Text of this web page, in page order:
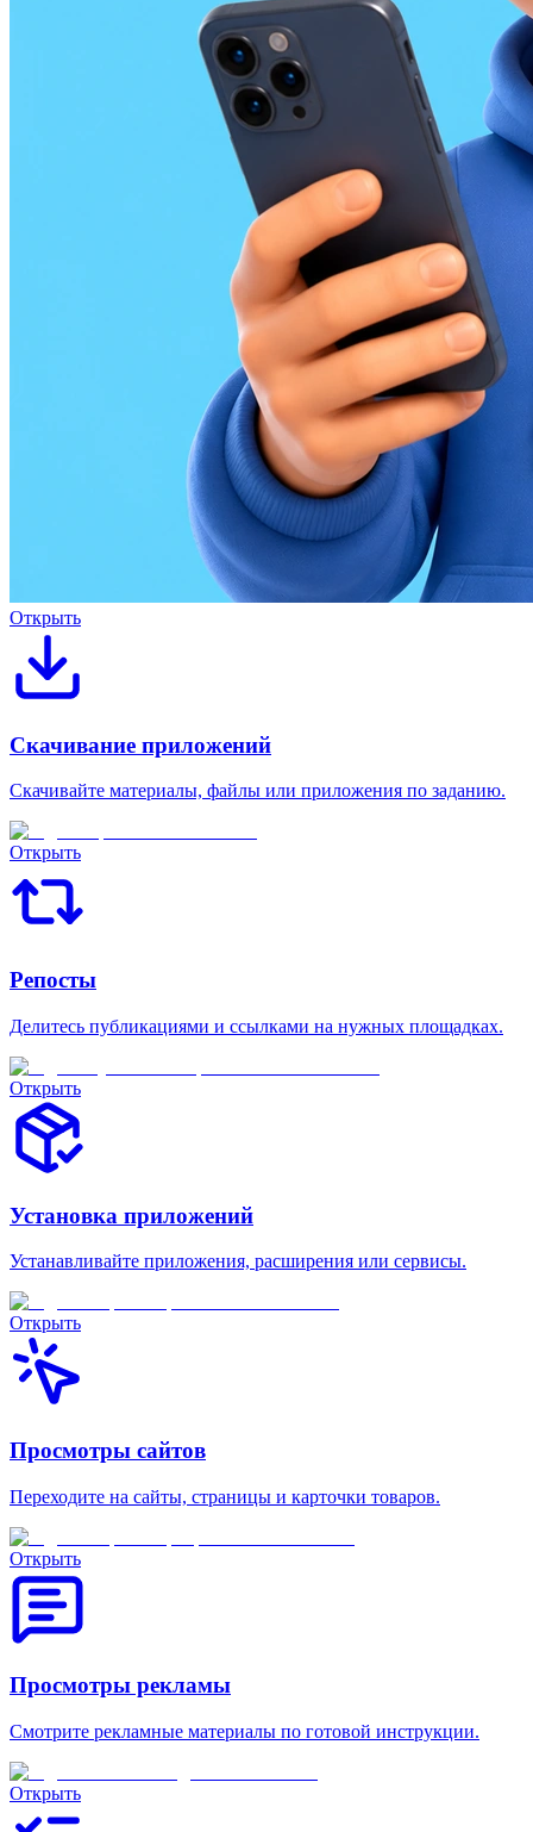
Открыть
Скачивание приложений
Скачивайте материалы, файлы или приложения по заданию.
Открыть
Репосты
Делитесь публикациями и ссылками на нужных площадках.
Открыть
Установка приложений
Устанавливайте приложения, расширения или сервисы.
Открыть
Просмотры сайтов
Переходите на сайты, страницы и карточки товаров.
Открыть
Просмотры рекламы
Смотрите рекламные материалы по готовой инструкции.
Открыть